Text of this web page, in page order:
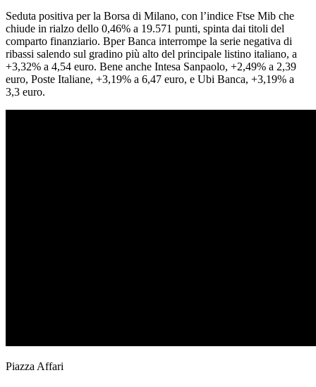
Seduta positiva per la Borsa di Milano, con l’indice Ftse Mib che
chiude in rialzo dello 0,46% a 19.571 punti, spinta dai titoli del
comparto finanziario. Bper Banca interrompe la serie negativa di
ribassi salendo sul gradino più alto del principale listino italiano, a
+3,32% a 4,54 euro. Bene anche Intesa Sanpaolo, +2,49% a 2,39
euro, Poste Italiane, +3,19% a 6,47 euro, e Ubi Banca, +3,19% a
3,3 euro.
Piazza Affari